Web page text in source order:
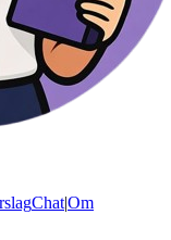
Chat|Om